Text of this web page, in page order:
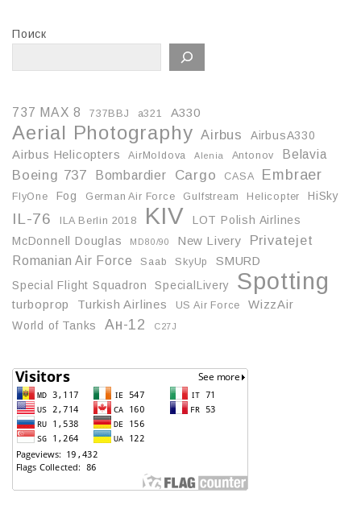
Поиск
737 MAX 8 737BBJ a321 A330
Aerial Photography Airbus
AirbusA330
Airbus Helicopters
AirMoldova Alenia Antonov Belavia
Boeing 737 Bombardier Cargo CASA Embraer
FlyOne Fog German Air Force Gulfstream Helicopter HiSky
IL-76 ILA Berlin 2018 KIV
LOT Polish Airlines
McDonnell Douglas
MD80/90 New Livery Privatejet
Romanian Air Force Saab SkyUp
SMURD
Special Flight Squadron
SpecialLivery Spotting
turboprop Turkish Airlines US Air Force
WizzAir
World of Tanks
Ан-12 С27J